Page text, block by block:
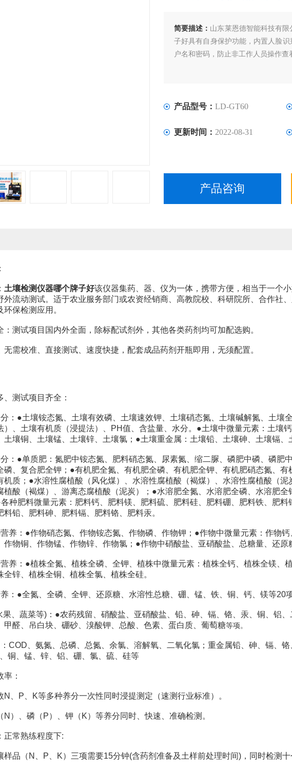
简要描述： 山东莱恩德智能科技有
子好具有自身保护功能，内置人脸
户名和密码，防止非工作人员操作查
产品型号： LD-GT60
更新时间： 2022-08-31
产品咨询
土壤检测仪器哪个牌子好该仪器集药、器、仪为一体，携带方便，相当于一个
外流动测试。适于农业服务部门或农资经销商、高教院校、科研院所、合作社
保检测应用。
试项目国内外全面，除标配试剂外，其他各类药剂均可加配选购。
校准、直接测试、速度快捷，配套成品药剂开瓶即用，无须配置。
测试项目齐全：
●土壤铵态氮、土壤有效磷、土壤速效钾、土壤硝态氮、土壤碱解氮、土壤
）、土壤有机质（浸提法）、PH值、含盐量、水分。●土壤中微量元素：土壤
土壤铜、土壤锰、土壤锌、土壤氯；●土壤重金属：土壤铅、土壤砷、土壤镉、
●单质肥：氮肥中铵态氮、肥料硝态氮、尿素氮、缩二脲、磷肥中磷、磷肥
磷、复合肥全钾；●有机肥全氮、有机肥全磷、有机肥全钾、有机肥硝态氮、
机质；●水溶性腐植酸（风化煤）、水溶性腐植酸（褐煤）、水溶性腐植酸（泥
植酸（褐煤）、游离态腐植酸（泥炭）；●水溶肥全氮、水溶肥全磷、水溶肥全
种肥料微量元素：肥料钙、肥料镁、肥料硫、肥料硅、肥料硼、肥料铁、肥
料铅、肥料砷、肥料镉、肥料铬、肥料汞。
：●作物硝态氮、作物铵态氮、作物磷、作物钾；●作物中微量元素：作物钙
作物铜、作物锰、作物锌、作物氯；●作物中硝酸盐、亚硝酸盐、总糖量、还原
：●植株全氮、植株全磷、全钾、植株中微量元素：植株全钙、植株全镁、植
全锌、植株全铜、植株全氯、植株全硅。
●全氮、全磷、全钾、还原糖、水溶性总糖、硼、锰、铁、铜、钙、镁等20项
蔬菜等)：●农药残留、硝酸盐、亚硝酸盐、铅、砷、镉、铬、汞、铜、铝、
甲醛、吊白块、硼砂、溴酸钾、总酸、色素、蛋白质、葡萄糖等项。
、氨氮、总磷、总氮、余氯、溶解氧、二氧化氯；重金属铅、砷、镉、铬
铜、锰、锌、铝、硼、氯、硫、硅等
：
P、K等多种养分一次性同时浸提测定（速测行业标准）。
、磷（P）、钾（K）等养分同时、快速、准确检测。
常熟练程度下:
（N、P、K）三项需要15分钟(含药剂准备及土样前处理时间)，同时检测十